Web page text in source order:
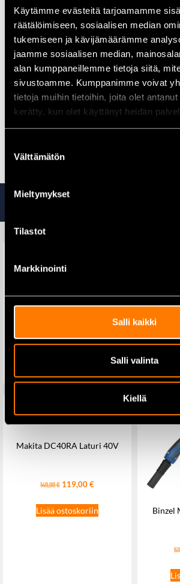
Käytämme evästeitä tarjoamamme
räätälöimiseen, sosiaalisen median
tukemiseen ja kävijämäärämme
jaamme sosiaalisen median,
alan kumppaneillemme tietoja siitä,
sivustoamme. Kumppanimme voivat
tietoja muihin tietoihin, joita olet
kerätty, kun olet käyttänyt heidän
valinta
Välttämätön
Mieltymykset
Tilastot
Markkinointi
Salli kaikki
Salli valinta
Kiellä
Puuntyöstö:Soveltuu erinomaisesti
katkaisuun.
Levyjen sahaus: Tehokas kipsi-,
levyjen leikkaamisessa.
Pöytäsirkkelit:Suunniteltu
pöytäsirkkeleissä.
Makita DF002GD201
589,00€499,00€
Makita DC40RA Laturi 40V
149,00€ 119,00€
Lisää ostoskoriin
Binzel